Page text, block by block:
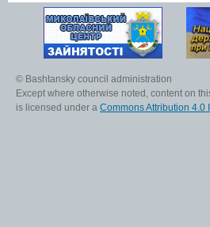
© Bashtansky council administration
Except where otherwise noted, content on
is licensed under a Commons Attribution 4.0